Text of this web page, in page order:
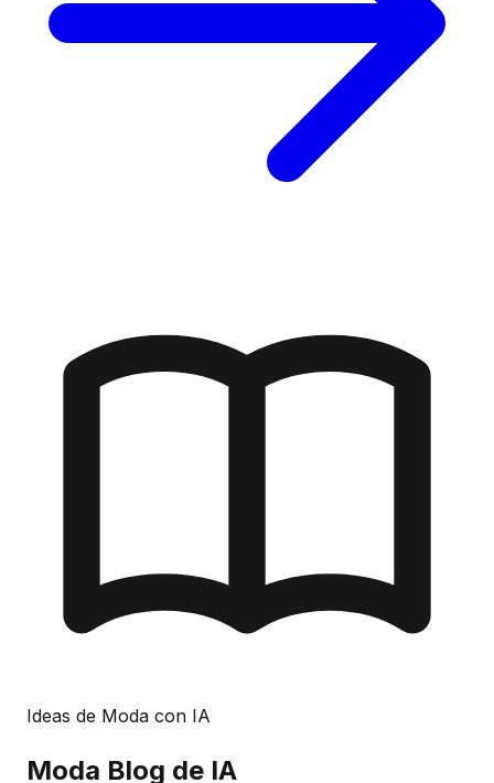
Ideas de Moda con IA
Moda Blog de IA